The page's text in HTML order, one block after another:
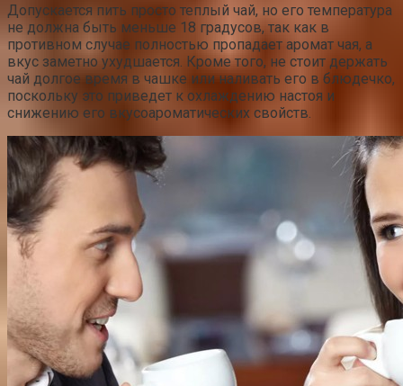
Допускается пить просто теплый чай, но его температура
не должна быть меньше 18 градусов, так как в
противном случае полностью пропадает аромат чая, а
вкус заметно ухудшается. Кроме того, не стоит держать
чай долгое время в чашке или наливать его в блюдечко,
поскольку это приведет к охлаждению настоя и
снижению его вкусоароматических свойств.